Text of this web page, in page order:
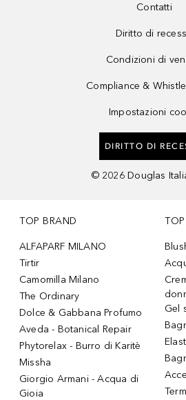
Contatti
Diritto di
Condizioni di
Compliance &
Impostazioni
DIRITTO DI
© 2026 Douglas
TOP BRAND
ALFAPARF MILANO
Tirtir
Camomilla Milano
The Ordinary
Dolce & Gabbana Profumo
Aveda - Botanical Repair
Phytorelax - Burro di Karitè
Missha
Giorgio Armani - Acqua di
Gioia
Gel